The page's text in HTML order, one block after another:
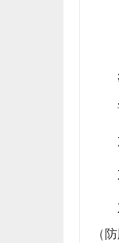
步
请
X
X
X
（